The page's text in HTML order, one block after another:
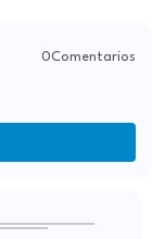
0Comentarios